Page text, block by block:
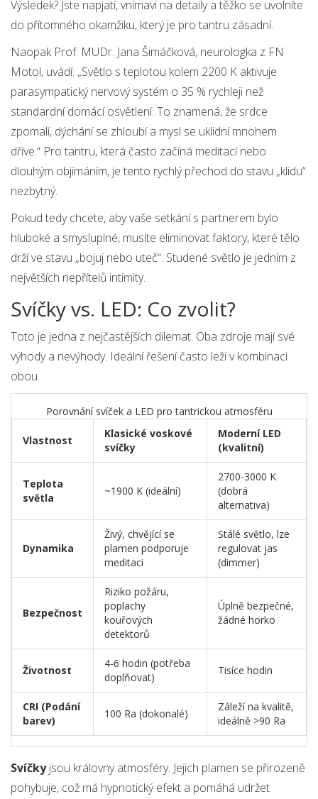
Výsledek? Jste napjatí, vnímaví na detaily a těžko se uvolníte
do přítomného okamžiku, který je pro tantru zásadní.
Naopak Prof. MUDr. Jana Šimáčková, neurologka z FN
Motol, uvádí: „Světlo s teplotou kolem 2200 K aktivuje
parasympatický nervový systém o 35 % rychleji než
standardní domácí osvětlení. To znamená, že srdce
zpomalí, dýchání se zhloubí a mysl se uklidní mnohem
dříve.“ Pro tantru, která často začíná meditací nebo
dlouhým objímáním, je tento rychlý přechod do stavu „klidu“
nezbytný.
Pokud tedy chcete, aby vaše setkání s partnerem bylo
hluboké a smysluplné, musíte eliminovat faktory, které tělo
drží ve stavu „bojuj nebo uteč“. Studené světlo je jedním z
největších nepřítelů intimity.
Svíčky vs. LED: Co zvolit?
Toto je jedna z nejčastějších dilemat. Oba zdroje mají své
výhody a nevýhody. Ideální řešení často leží v kombinaci
obou.
Porovnání svíček a LED pro tantrickou atmosféru
Vlastnost
Klasické voskové
svíčky
Moderní LED
(kvalitní)
Teplota
světla
~1900 K (ideální)
2700-3000 K
(dobrá
alternativa)
Dynamika
Živý, chvějící se
plamen podporuje
meditaci
Stálé světlo, lze
regulovat jas
(dimmer)
Bezpečnost
Riziko požáru,
poplachy
kouřových
detektorů
Úplně bezpečné,
žádné horko
Životnost
4-6 hodin (potřeba
doplňovat)
Tisíce hodin
CRI (Podání
barev)
100 Ra (dokonalé)
Záleží na kvalitě,
ideálně >90 Ra
Svíčkyjsou královny atmosféry. Jejich plamen se přirozeně
pohybuje, což má hypnotický efekt a pomáhá udržet